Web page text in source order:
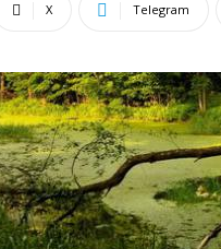
X Telegram